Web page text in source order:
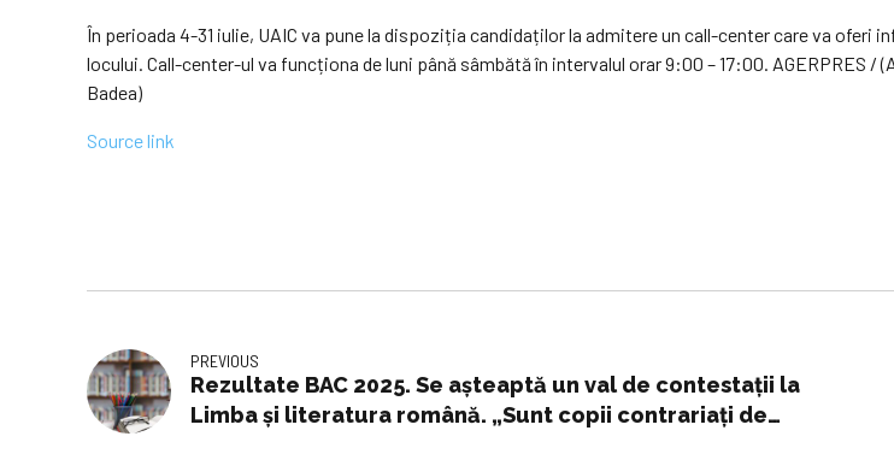
În perioada 4-31 iulie, UAIC va pune la dispoziția candidaților la admitere un call-center care va
locului. Call-center-ul va funcționa de luni până sâmbătă în intervalul orar 9:00 – 17:00. AGERPRES
Badea)
Source link
PREVIOUS
Rezultate BAC 2025. Se așteaptă un val de contestații la
Limba și literatura română. „Sunt copii contrariați de